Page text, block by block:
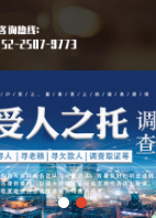
婚姻调查 调查找人
新闻动态 联系我们